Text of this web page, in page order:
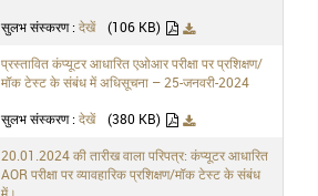
सुलभ संस्करण : देखें (106 KB)
प्रस्तावित कंप्यूटर आधारित एओआर परीक्षा पर प्रशिक्षण/
मॉक टेस्ट के संबंध में अधिसूचना – 25-जनवरी-2024
सुलभ संस्करण :देखें (380 KB)
20.01.2024 की तारीख वाला परिपत्र: कंप्यूटर आधारित
AOR परीक्षा पर व्यावहारिक प्रशिक्षण/मॉक टेस्ट के संबंध